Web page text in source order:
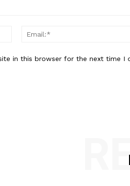
Name:*
in this browser for the next time I